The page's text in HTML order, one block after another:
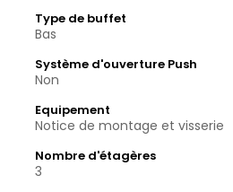
Type de buffet
Bas
Système d'ouverture Push
Non
Equipement
Notice de montage et visserie
Nombre d'étagères
3